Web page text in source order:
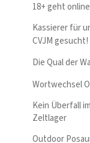
18+ geht
Kassierer für
CVJM gesucht!
Die Qual der
Wortwechsel
Kein Überfall im
Zeltlager
Outdoor